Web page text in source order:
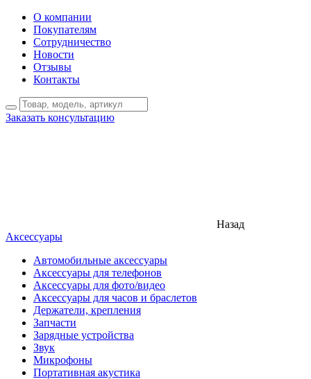
О компании
Покупателям
Сотрудничество
Новости
Отзывы
Контакты
Заказать консультацию
Назад
Аксессуары
Автомобильные аксессуары
Аксессуары для телефонов
Аксессуары для фото/видео
Аксессуары для часов и браслетов
Держатели, крепления
Запчасти
Зарядные устройства
Звук
Микрофоны
Портативная акустика